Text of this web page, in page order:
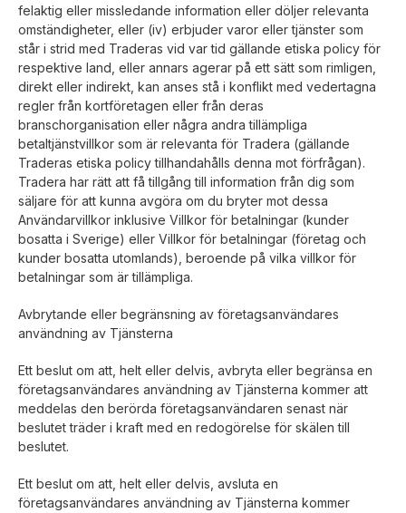
felaktig eller missledande information eller döljer relevanta
omständigheter, eller (iv) erbjuder varor eller tjänster som
står i strid med Traderas vid var tid gällande etiska policy för
respektive land, eller annars agerar på ett sätt som rimligen,
direkt eller indirekt, kan anses stå i konflikt med vedertagna
regler från kortföretagen eller från deras
branschorganisation eller några andra tillämpliga
betaltjänstvillkor som är relevanta för Tradera (gällande
Traderas etiska policy tillhandahålls denna mot förfrågan).
Tradera har rätt att få tillgång till information från dig som
säljare för att kunna avgöra om du bryter mot dessa
Användarvillkor inklusive Villkor för betalningar (kunder
bosatta i Sverige) eller Villkor för betalningar (företag och
kunder bosatta utomlands), beroende på vilka villkor för
betalningar som är tillämpliga.
Avbrytande eller begränsning av företagsanvändares
användning av Tjänsterna
Ett beslut om att, helt eller delvis, avbryta eller begränsa en
företagsanvändares användning av Tjänsterna kommer att
meddelas den berörda företagsanvändaren senast när
beslutet träder i kraft med en redogörelse för skälen till
beslutet.
Ett beslut om att, helt eller delvis, avsluta en
företagsanvändares användning av Tjänsterna kommer